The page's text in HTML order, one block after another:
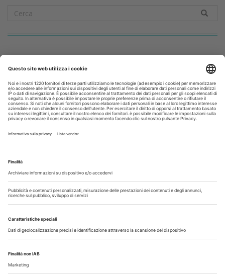
20 Luglio 2026
Speciale sbiancamento domiciliare a cura di Kulzer